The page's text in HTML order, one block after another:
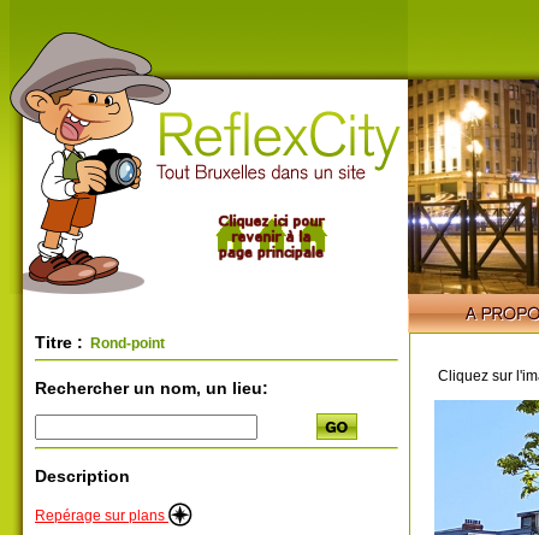
Titre : Rond-point
Rechercher un nom, un lieu:
Description
Repérage sur plans
Cliquez sur